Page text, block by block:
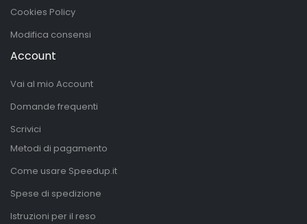
Cookies Policy
Modifica consensi
Account
Vai al mio Account
Domande frequenti
Scrivici
Metodi di pagamento
Come usare Speedup.it
Spese di spedizione
Istruzioni per il reso